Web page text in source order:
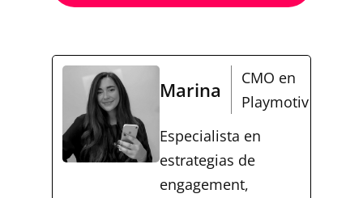
Marina
CMO en
Playmotiv
Especialista en
estrategias de
engagement,